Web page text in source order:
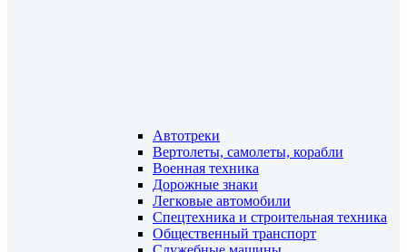
Автотреки
Вертолеты, самолеты, корабли
Военная техника
Дорожные знаки
Легковые автомобили
Спецтехника и строительная техника
Общественный транспорт